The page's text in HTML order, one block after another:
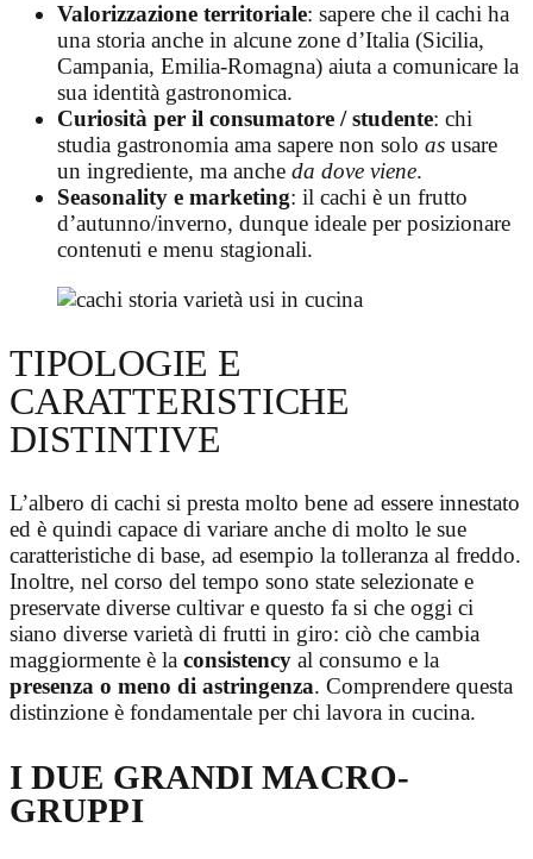
Valorizzazione territoriale: sapere che il cachi ha
una storia anche in alcune zone d’Italia (Sicilia,
Campania, Emilia-Romagna) aiuta a comunicare la
sua identità gastronomica.
Curiosità per il consumatore / studente: chi
studia gastronomia ama sapere non solo as usare
un ingrediente, ma anche da dove viene.
Seasonality e marketing: il cachi è un frutto
d’autunno/inverno, dunque ideale per posizionare
contenuti e menu stagionali.
TIPOLOGIE E
CARATTERISTICHE
DISTINTIVE
L’albero di cachi si presta molto bene ad essere innestato
ed è quindi capace di variare anche di molto le sue
caratteristiche di base, ad esempio la tolleranza al freddo.
Inoltre, nel corso del tempo sono state selezionate e
preservate diverse cultivar e questo fa si che oggi ci
siano diverse varietà di frutti in giro: ciò che cambia
maggiormente è la consistency al consumo e la
presenza o meno di astringenza. Comprendere questa
distinzione è fondamentale per chi lavora in cucina.
I DUE GRANDI MACRO-
GRUPPI